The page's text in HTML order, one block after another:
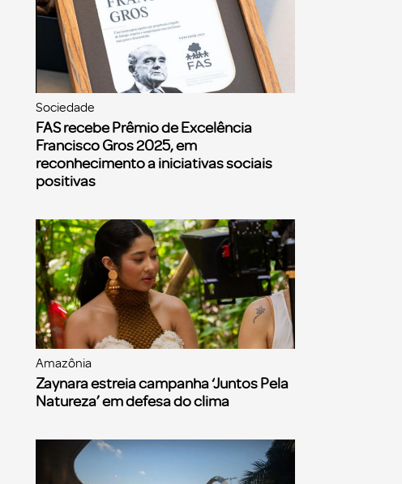
Sociedade
FAS recebe Prêmio de Excelência
Francisco Gros 2025, em
reconhecimento a iniciativas sociais
positivas
Amazônia
Zaynara estreia campanha ‘Juntos Pela
Natureza’ em defesa do clima